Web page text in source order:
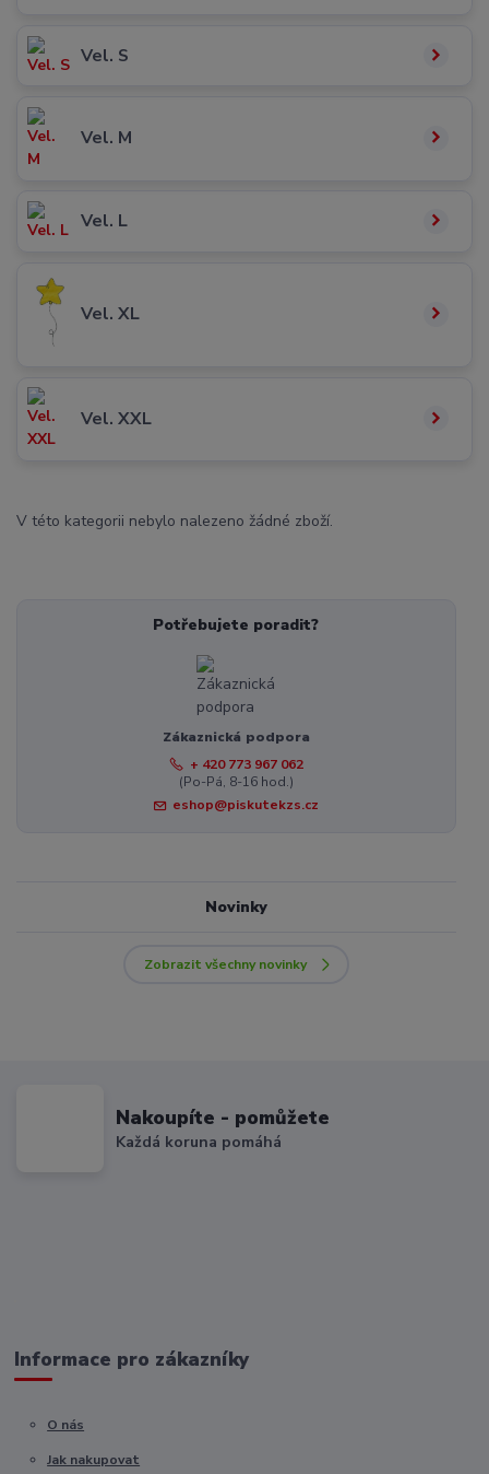
Vel. S
Vel. M
Vel. L
Vel. XL
Vel. XXL
V této kategorii nebylo nalezeno žádné zboží.
Potřebujete poradit?
Zákaznická podpora
+ 420 773 967 062
(Po-Pá, 8-16 hod.)
eshop@piskutekzs.cz
Novinky
Zobrazit všechny novinky
Nakoupíte - pomůžete
Každá koruna pomáhá
Informace pro zákazníky
O nás
Jak nakupovat